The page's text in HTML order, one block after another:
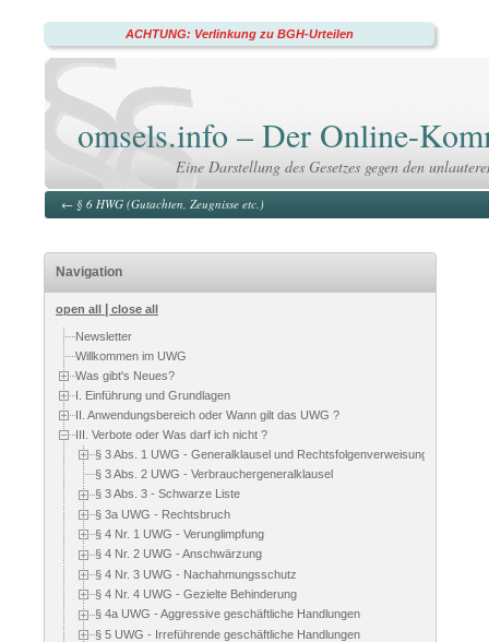
ACHTUNG: Verlinkung zu BGH-Urteilen
omsels.info – Der Online-
Eine Darstellung des Gesetzes gegen den
← § 6 HWG (Gutachten, Zeugnisse etc.)
Navigation
open all close all
Newsletter
Willkommen im UWG
Was gibt's Neues?
I. Einführung und Grundlagen
II. Anwendungsbereich oder Wann gilt das UWG ?
III. Verbote oder Was darf ich nicht ?
§ 3 Abs. 1 UWG - Generalklausel und Rechtsfolgenverweisung
§ 3 Abs. 2 UWG - Verbrauchergeneralklausel
§ 3 Abs. 3 - Schwarze Liste
§ 3a UWG - Rechtsbruch
§ 4 Nr. 1 UWG - Verunglimpfung
§ 4 Nr. 2 UWG - Anschwärzung
§ 4 Nr. 3 UWG - Nachahmungsschutz
§ 4 Nr. 4 UWG - Gezielte Behinderung
§ 4a UWG - Aggressive geschäftliche Handlungen
§ 5 UWG - Irreführende geschäftliche Handlungen